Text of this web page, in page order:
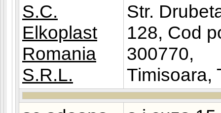
S.C.
Elkoplast
Romania
S.R.L.
Str.
128, Cod
300770,
Timisoara,